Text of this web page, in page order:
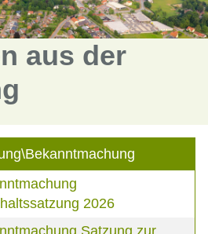
aus der
2026
Satzung zur